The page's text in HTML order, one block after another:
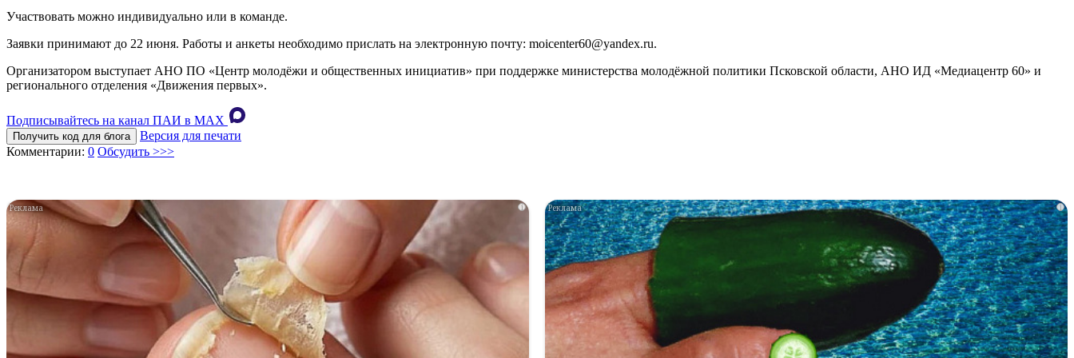
Участвовать можно индивидуально или в команде.
Заявки принимают до 22 июня. Работы и анкеты необходимо прислать на электронную почту: moicenter60@yandex.ru.
Организатором выступает АНО ПО «Центр молодёжи и общественных инициатив» при поддержке министерства молодёжной политики Псковской области, АНО ИД «Медиацентр 60» и
регионального отделения «Движения первых».
Подписывайтесь на канал ПАИ в MAХ
Получить код для блога
Версия для печати
Комментарии: 0 Обсудить >>>
i i